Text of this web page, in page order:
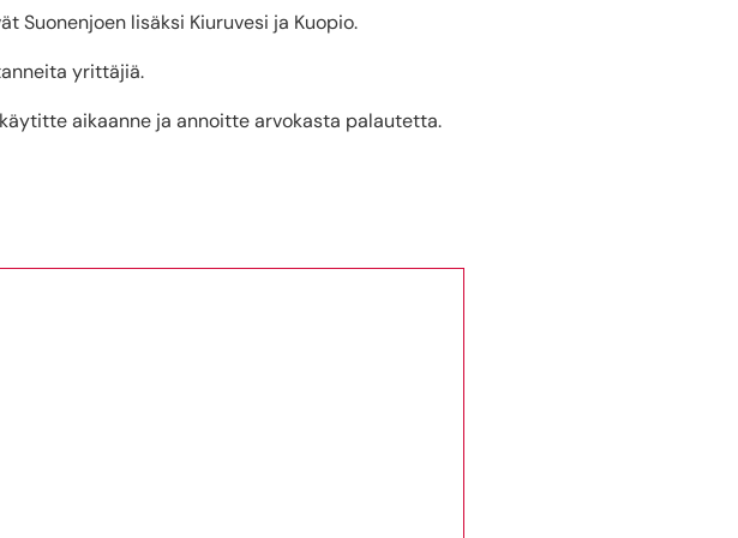
Suonenjoen lisäksi Kiuruvesi ja Kuopio.
yrittäjiä.
aikaanne ja annoitte arvokasta palautetta.